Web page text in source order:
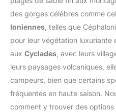
des gorges célèbres comme
Ioniennes , telles que
pour leur végétation luxuriante
aux Cyclades , avec leurs
leurs paysages volcaniques,
campeurs, bien que certains
fréquentés en haute saison.
comment y trouver des options